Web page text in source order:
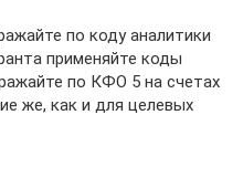
по коду аналитики
применяйте коды
по КФО 5 на счетах
же, как и для целевых